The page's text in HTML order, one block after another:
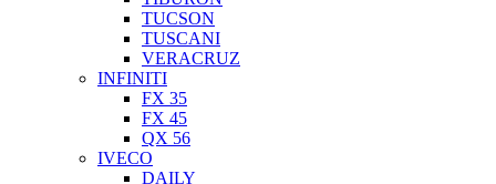
TUCSON
TUSCANI
VERACRUZ
INFINITI
FX 35
FX 45
QX 56
IVECO
DAILY